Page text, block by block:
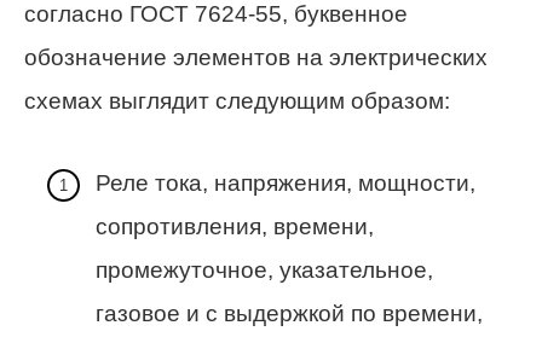
согласно ГОСТ 7624-55, буквенное
обозначение элементов на электрических
схемах выглядит следующим образом:
Реле тока, напряжения, мощности,
сопротивления, времени,
промежуточное, указательное,
газовое и с выдержкой по времени,